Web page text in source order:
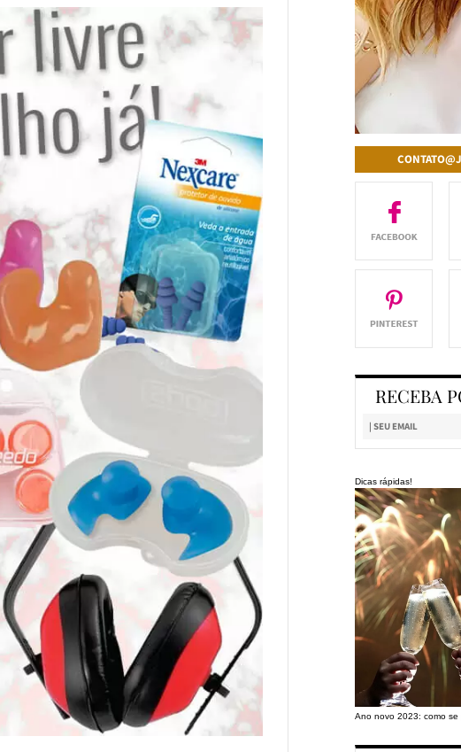
RECEBA
Dicas rápidas!
Ano novo 2023: como se